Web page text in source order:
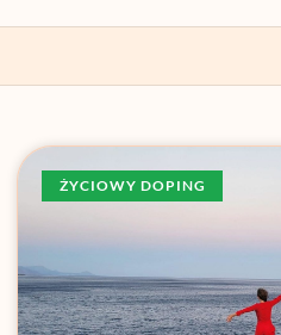
ŻYCIOWY DOPING